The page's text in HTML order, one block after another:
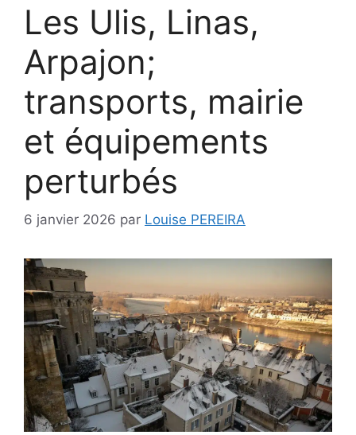
Les Ulis, Linas,
Arpajon;
transports, mairie
et équipements
perturbés
6 janvier 2026 par Louise PEREIRA